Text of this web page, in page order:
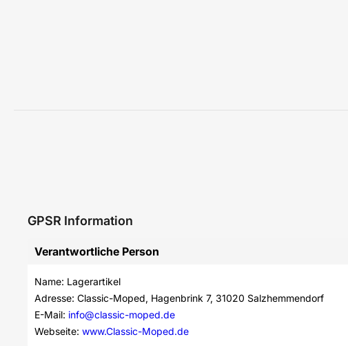
GPSR Information
Verantwortliche Person
Name: Lagerartikel
Adresse: Classic-Moped, Hagenbrink 7, 31020 Salzhemmendorf
E-Mail: info@classic-moped.de
Webseite: www.Classic-Moped.de